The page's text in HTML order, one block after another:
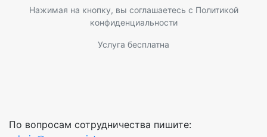
Нажимая на кнопку, вы соглашаетесь с Политикой
конфиденциальности
Услуга бесплатна
По вопросам сотрудничества пишите: